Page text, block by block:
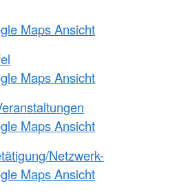
Maps Ansicht
Maps Ansicht
Maps Ansicht
Netzwerk-
Maps Ansicht